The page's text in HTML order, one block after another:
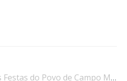
do Povo de Campo Maior